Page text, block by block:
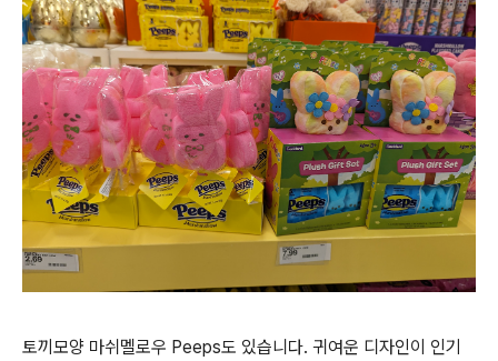
토끼모양 마쉬멜로우 Peeps도 있습니다. 귀여운 디자인이 인기